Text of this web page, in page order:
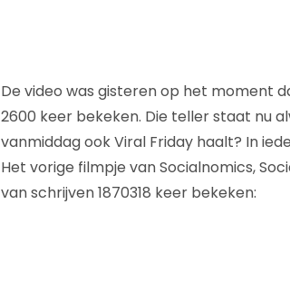
De video was gisteren op het moment
2600 keer bekeken. Die teller staat nu
vanmiddag ook Viral Friday haalt? In
Het vorige filmpje van Socialnomics,
van schrijven 1870318 keer bekeken: